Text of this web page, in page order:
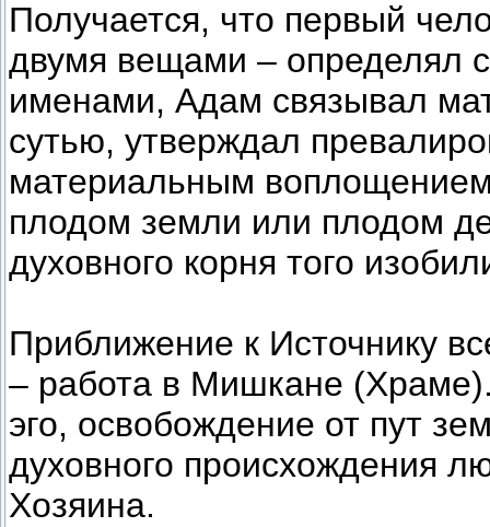
Получается, что первый
двумя вещами – определял
именами, Адам связывал
сутью, утверждал
материальным
плодом земли или плодом
духовного корня того
Приближение к Источнику
– работа в Мишкане
эго, освобождение от пут
духовного происхождения
Хозяина.